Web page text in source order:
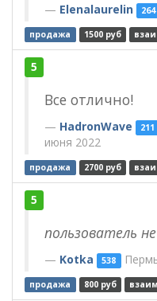
Elenalaurelin 264
продажа 1500 руб
5
Все отлично!
HadronWave 211
июня 2022
продажа 2700 руб
5
пользователь
Kotka 538
продажа 800 руб